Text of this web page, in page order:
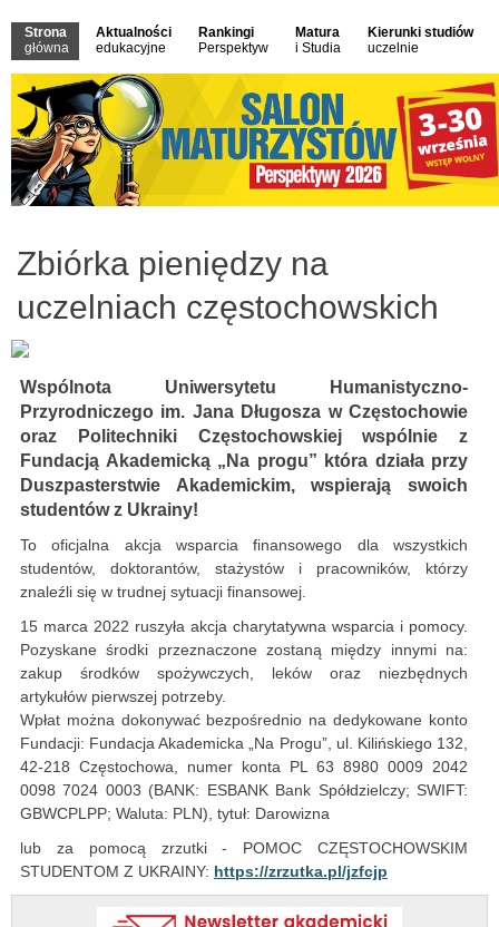
Strona
główna
Aktualności
edukacyjne
Rankingi
Perspektyw
Matura
i Studia
Kierunki studiów
uczelnie
Zbiórka pieniędzy na
uczelniach częstochowskich
Wspólnota Uniwersytetu Humanistyczno-
Przyrodniczego im. Jana Długosza w Częstochowie
oraz Politechniki Częstochowskiej wspólnie z
Fundacją Akademicką „Na progu” która działa przy
Duszpasterstwie Akademickim, wspierają swoich
studentów z Ukrainy!
To oficjalna akcja wsparcia finansowego dla wszystkich
studentów, doktorantów, stażystów i pracowników, którzy
znaleźli się w trudnej sytuacji finansowej.
15 marca 2022 ruszyła akcja charytatywna wsparcia i pomocy.
Pozyskane środki przeznaczone zostaną między innymi na:
zakup środków spożywczych, leków oraz niezbędnych
artykułów pierwszej potrzeby.
Wpłat można dokonywać bezpośrednio na dedykowane konto
Fundacji: Fundacja Akademicka „Na Progu”, ul. Kilińskiego 132,
42-218 Częstochowa, numer konta PL 63 8980 0009 2042
0098 7024 0003 (BANK: ESBANK Bank Spółdzielczy; SWIFT:
GBWCPLPP; Waluta: PLN), tytuł: Darowizna
lub za pomocą zrzutki - POMOC CZĘSTOCHOWSKIM
STUDENTOM Z UKRAINY: https://zrzutka.pl/jzfcjp